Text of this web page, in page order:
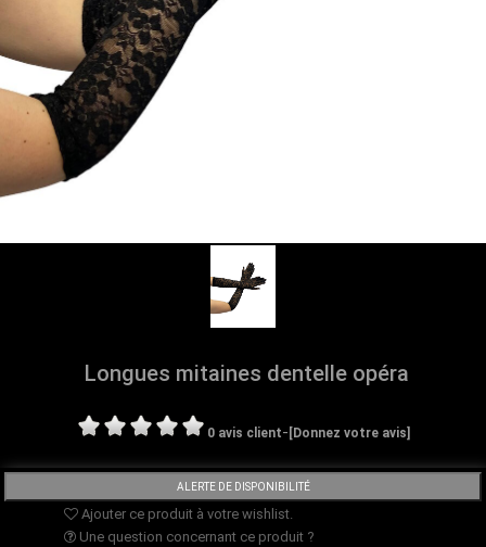
Longues mitaines dentelle opéra
0 avis client- [Donnez votre avis]
Ajouter ce produit à votre wishlist.
Une question concernant ce produit ?